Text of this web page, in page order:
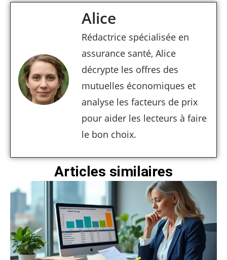
Alice
Rédactrice spécialisée en
assurance santé, Alice
décrypte les offres des
mutuelles économiques et
analyse les facteurs de prix
pour aider les lecteurs à faire
le bon choix.
Articles similaires